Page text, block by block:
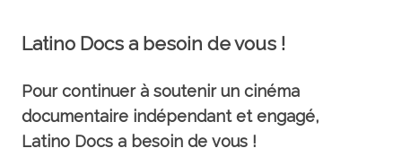
Latino Docs a besoin de vous !
Pour continuer à soutenir un cinéma
documentaire indépendant et engagé,
Latino Docs a besoin de vous !